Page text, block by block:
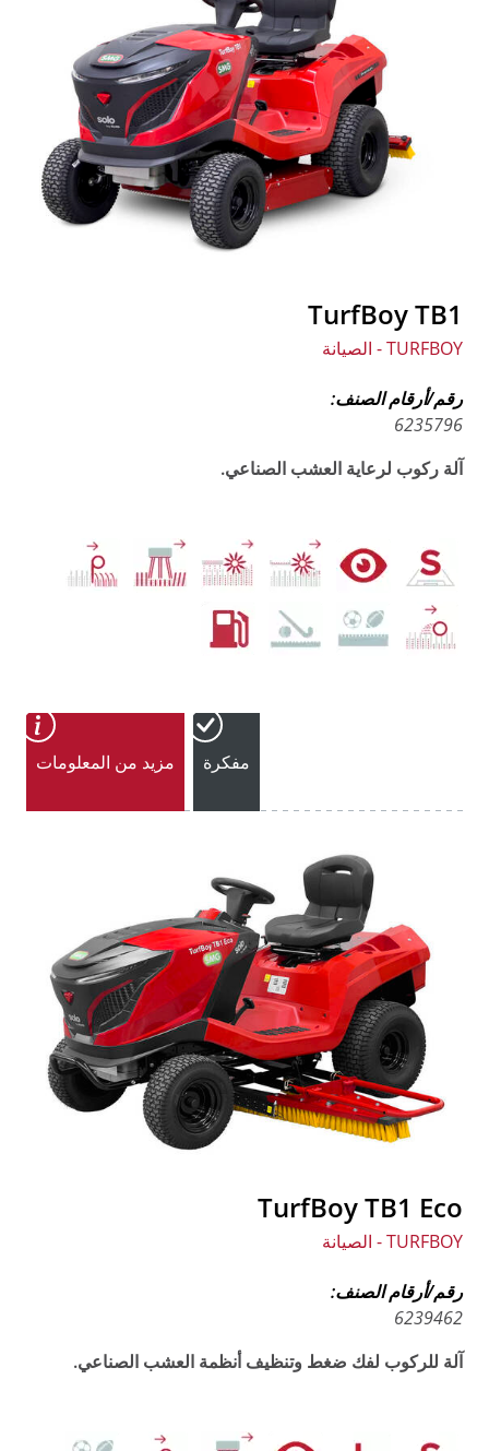
TurfBoy TB1
TURFBOY - الصيانة
رقم/أرقام الصنف:
6235796
آلة ركوب لرعاية العشب الصناعي.
مفكرة مزيد من المعلومات
TurfBoy TB1 Eco
TURFBOY - الصيانة
رقم/أرقام الصنف:
6239462
آلة للركوب لفك ضغط وتنظيف أنظمة العشب الصناعي.